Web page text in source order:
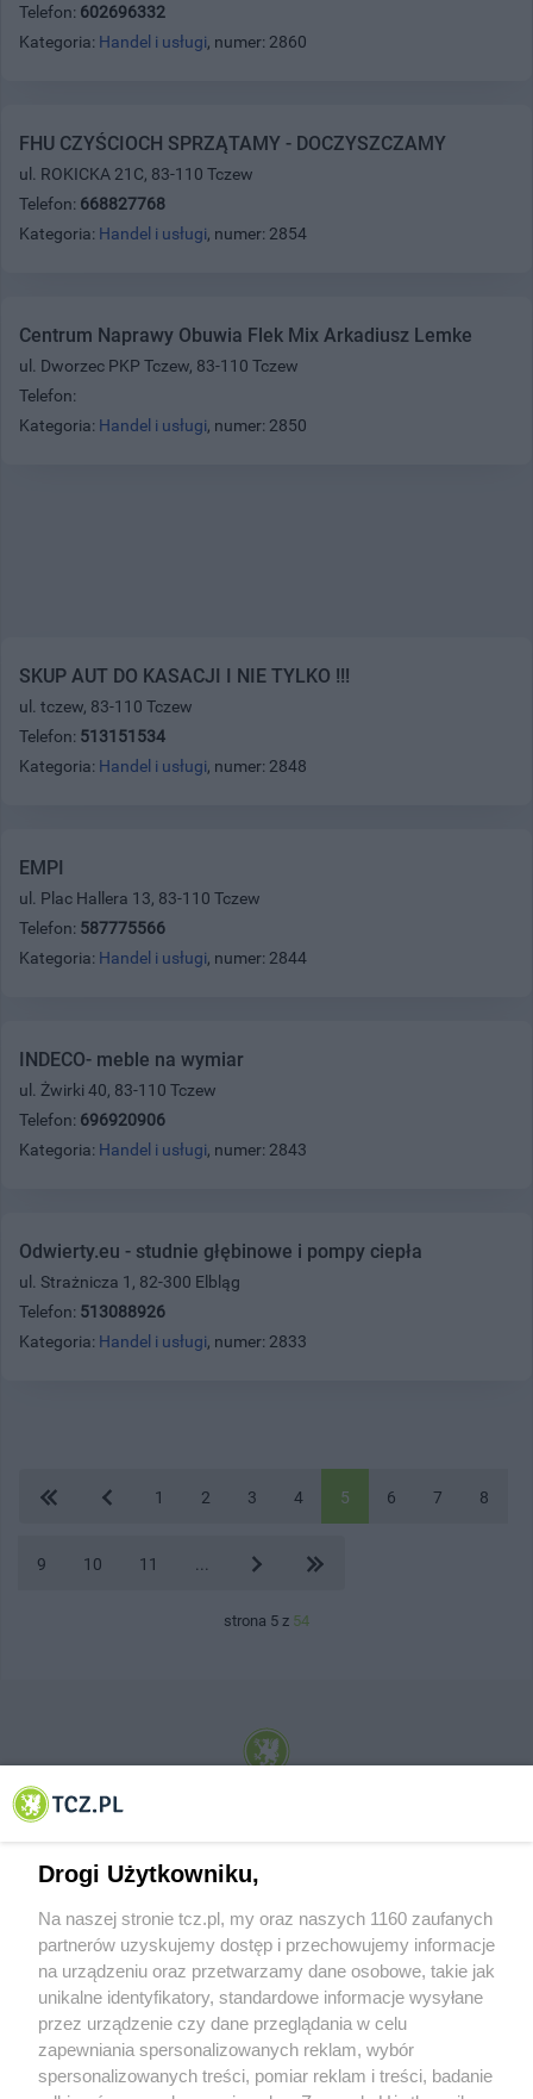
Telefon: 602696332
Kategoria: Handel i usługi, numer: 2860
FHU CZYŚCIOCH SPRZĄTAMY - DOCZYSZCZAMY
ul. ROKICKA 21C, 83-110 Tczew
Telefon: 668827768
Kategoria: Handel i usługi, numer: 2854
Centrum Naprawy Obuwia Flek Mix Arkadiusz Lemke
ul. Dworzec PKP Tczew, 83-110 Tczew
Telefon:
Kategoria: Handel i usługi, numer: 2850
SKUP AUT DO KASACJI I NIE TYLKO !!!
ul. tczew, 83-110 Tczew
Telefon: 513151534
Kategoria: Handel i usługi, numer: 2848
EMPI
ul. Plac Hallera 13, 83-110 Tczew
Telefon: 587775566
Kategoria: Handel i usługi, numer: 2844
INDECO- meble na wymiar
ul. Żwirki 40, 83-110 Tczew
Telefon: 696920906
Kategoria: Handel i usługi, numer: 2843
Odwierty.eu - studnie głębinowe i pompy ciepła
ul. Strażnicza 1, 82-300 Elbląg
Telefon: 513088926
Kategoria: Handel i usługi, numer: 2833
1 2 3 4 5 6 7 8
9 10 11
strona 5 z 54
© 2001-2026 Tczew - TCZ.PL Sp. z o.o. Internetowy Serwis Informacyjny Miasta
O FIRMIE POLITYKA PRYWATNOŚCI HOSTING
Drogi Użytkowniku,
Na naszej stronie tcz.pl, my oraz naszych 1160 zaufanych
partnerów uzyskujemy dostęp i przechowujemy informacje
na urządzeniu oraz przetwarzamy dane osobowe, takie jak
unikalne identyfikatory, standardowe informacje wysyłane
przez urządzenie czy dane przeglądania w celu
zapewniania spersonalizowanych reklam, wybór
spersonalizowanych treści, pomiar reklam i treści, badanie